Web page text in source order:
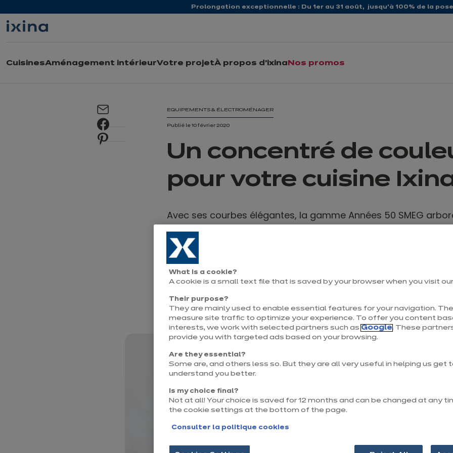
Prolongation exceptionnelle : Du 1er au 31 août, jusqu’à 100% de la
CuisinesAménagement intérieurVotre projetÀ propos d'ixina Nos promos
EQUIPEMENTS & ÉLECTROMÉNAGER
Publié le 10 février 2020
Un concentré de
pour votre cuisine
Avec ses courbes élégantes, la gamme Années 50 SMEG
résolument vintage idéal pour votre cuisine équipée.
électroménagers uniques et dédiée à ceux qui aiment
forte personnalité, elle assume ses performances de haute
petits électroménagers aux couleurs dynamiques et aux lignes
transforment en stars de la cuisine.
What is a cookie?
A cookie is a small text file that is saved by your browser when you visit
Their purpose?
They are mainly used to enable essential features for your navigation.
measure site traffic to optimize your experience. To offer you content
interests, we work with selected partners such as Google. These
provide you with targeted ads based on your browsing.
Are they essential?
Some are, and others less so. But they are all very useful in helping us get
understand you better.
Is my choice final?
Not at all! Your choice is saved for 12 months and can be changed at any
the cookie settings at the bottom of the page.
Consulter la politique cookies